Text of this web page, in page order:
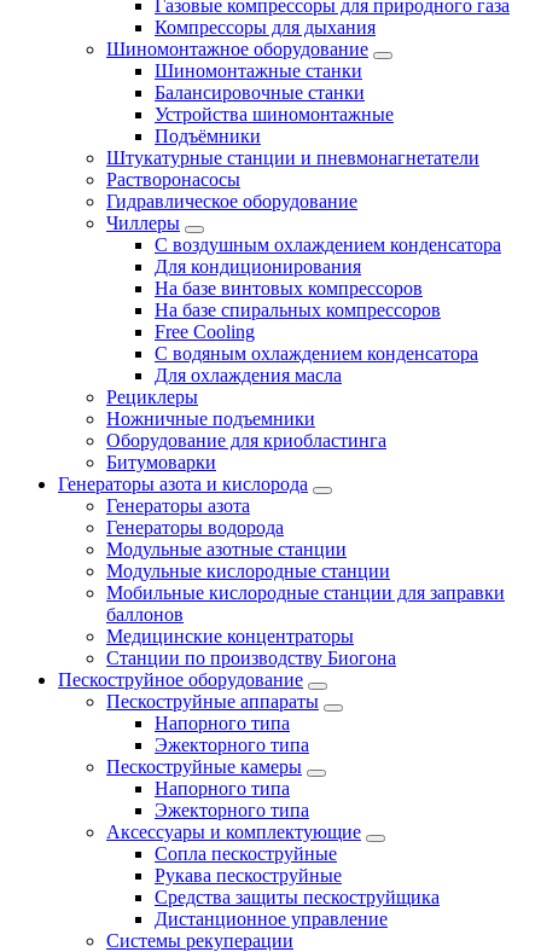
Газовые компрессоры для природного газа
Компрессоры для дыхания
Шиномонтажное оборудование
Шиномонтажные станки
Балансировочные станки
Устройства шиномонтажные
Подъёмники
Штукатурные станции и пневмонагнетатели
Растворонасосы
Гидравлическое оборудование
Чиллеры
С воздушным охлаждением конденсатора
Для кондиционирования
На базе винтовых компрессоров
На базе спиральных компрессоров
Free Cooling
С водяным охлаждением конденсатора
Для охлаждения масла
Рециклеры
Ножничные подъемники
Оборудование для криобластинга
Битумоварки
Генераторы азота и кислорода
Генераторы азота
Генераторы водорода
Модульные азотные станции
Модульные кислородные станции
Мобильные кислородные станции для заправки
баллонов
Медицинские концентраторы
Станции по производству Биогона
Пескоструйное оборудование
Пескоструйные аппараты
Напорного типа
Эжекторного типа
Пескоструйные камеры
Напорного типа
Эжекторного типа
Аксессуары и комплектующие
Сопла пескоструйные
Рукава пескоструйные
Средства защиты пескоструйщика
Дистанционное управление
Системы рекуперации